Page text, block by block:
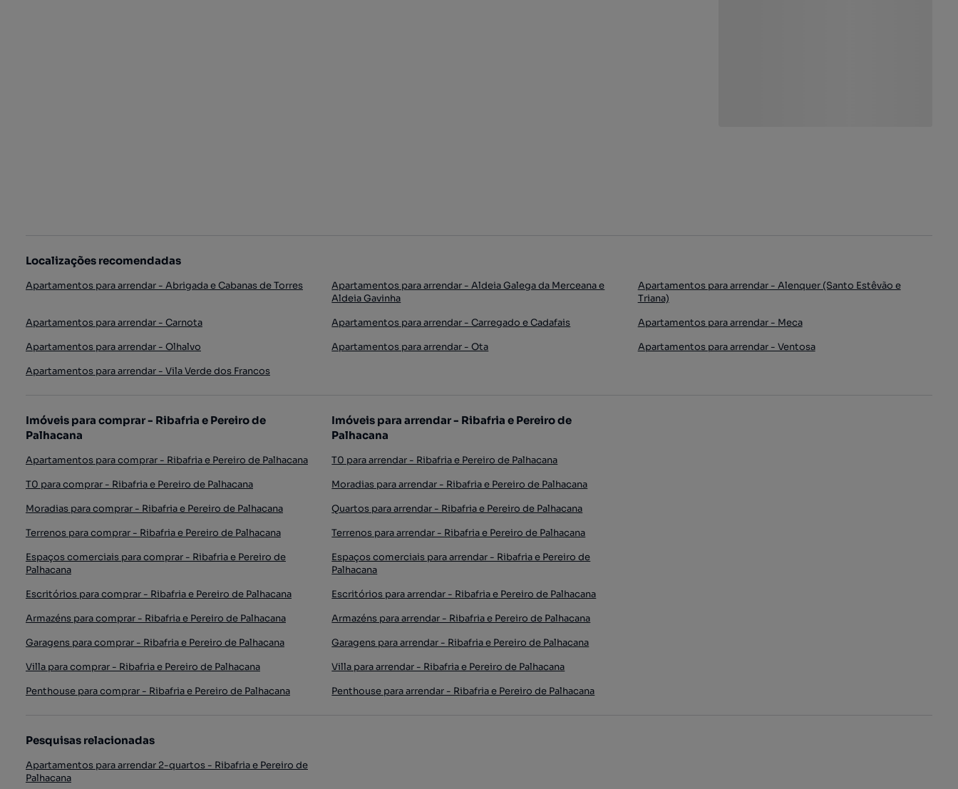
Localizações recomendadas
Apartamentos para arrendar - Abrigada e Cabanas de Torres
Apartamentos para arrendar - Aldeia Galega da Merceana e
Aldeia Gavinha
Apartamentos para arrendar - Alenquer (Santo Estêvão e
Triana)
Apartamentos para arrendar - Carnota
Apartamentos para arrendar - Carregado e Cadafais
Apartamentos para arrendar - Meca
Apartamentos para arrendar - Olhalvo
Apartamentos para arrendar - Ota
Apartamentos para arrendar - Ventosa
Apartamentos para arrendar - Vila Verde dos Francos
Imóveis para comprar - Ribafria e Pereiro de
Palhacana
Apartamentos para comprar - Ribafria e Pereiro de Palhacana
T0 para comprar - Ribafria e Pereiro de Palhacana
Moradias para comprar - Ribafria e Pereiro de Palhacana
Terrenos para comprar - Ribafria e Pereiro de Palhacana
Espaços comerciais para comprar - Ribafria e Pereiro de
Palhacana
Escritórios para comprar - Ribafria e Pereiro de Palhacana
Armazéns para comprar - Ribafria e Pereiro de Palhacana
Garagens para comprar - Ribafria e Pereiro de Palhacana
Villa para comprar - Ribafria e Pereiro de Palhacana
Penthouse para comprar - Ribafria e Pereiro de Palhacana
Imóveis para arrendar - Ribafria e Pereiro de
Palhacana
T0 para arrendar - Ribafria e Pereiro de Palhacana
Moradias para arrendar - Ribafria e Pereiro de Palhacana
Quartos para arrendar - Ribafria e Pereiro de Palhacana
Terrenos para arrendar - Ribafria e Pereiro de Palhacana
Espaços comerciais para arrendar - Ribafria e Pereiro de
Palhacana
Escritórios para arrendar - Ribafria e Pereiro de Palhacana
Armazéns para arrendar - Ribafria e Pereiro de Palhacana
Garagens para arrendar - Ribafria e Pereiro de Palhacana
Villa para arrendar - Ribafria e Pereiro de Palhacana
Penthouse para arrendar - Ribafria e Pereiro de Palhacana
Pesquisas relacionadas
Apartamentos para arrendar 2-quartos - Ribafria e Pereiro de
Palhacana